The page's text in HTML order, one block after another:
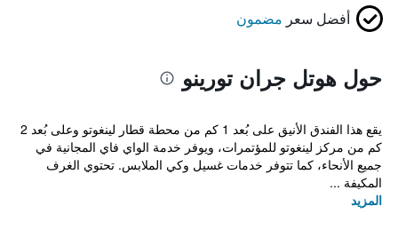
أفضل سعر مضمون
حول هوتل جران تورينو
يقع هذا الفندق الأنيق على بُعد 1 كم من محطة قطار لينغوتو وعلى بُعد 2
كم من مركز لينغوتو للمؤتمرات، ويوفر خدمة الواي فاي المجانية في
جميع الأنحاء، كما تتوفر خدمات غسيل وكي الملابس. تحتوي الغرف
المكيفة ...
المزيد